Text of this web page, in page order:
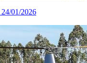
24/01/2026